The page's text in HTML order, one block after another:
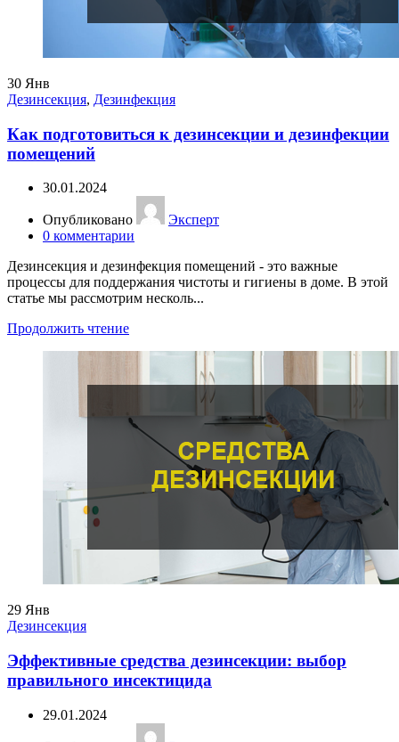
30 Янв
Дезинсекция, Дезинфекция
Как подготовиться к дезинсекции и дезинфекции
помещений
30.01.2024
Опубликовано
Эксперт
0 комментарии
Дезинсекция и дезинфекция помещений - это важные
процессы для поддержания чистоты и гигиены в доме. В этой
статье мы рассмотрим несколь...
Продолжить чтение
29 Янв
Дезинсекция
Эффективные средства дезинсекции: выбор
правильного инсектицида
29.01.2024